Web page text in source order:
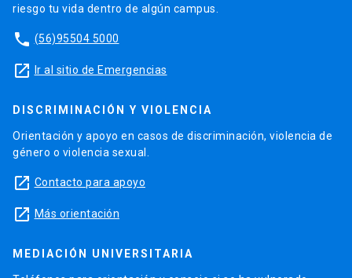
riesgo tu vida dentro de algún campus.
phone (56)95504 5000
launch Ir al sitio de Emergencias
DISCRIMINACIÓN Y VIOLENCIA
Orientación y apoyo en casos de discriminación, violencia de
género o violencia sexual.
launch Contacto para apoyo
launch Más orientación
MEDIACIÓN UNIVERSITARIA